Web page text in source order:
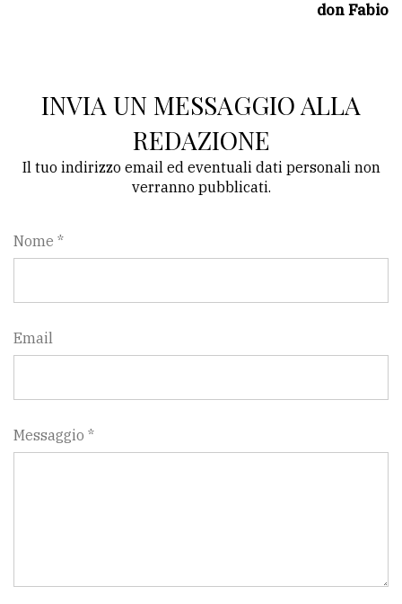
Privacy
Cookie
don Fabio
INVIA UN MESSAGGIO ALLA
REDAZIONE
Il tuo indirizzo email ed eventuali dati personali non
verranno pubblicati.
Nome *
Email
Messaggio *